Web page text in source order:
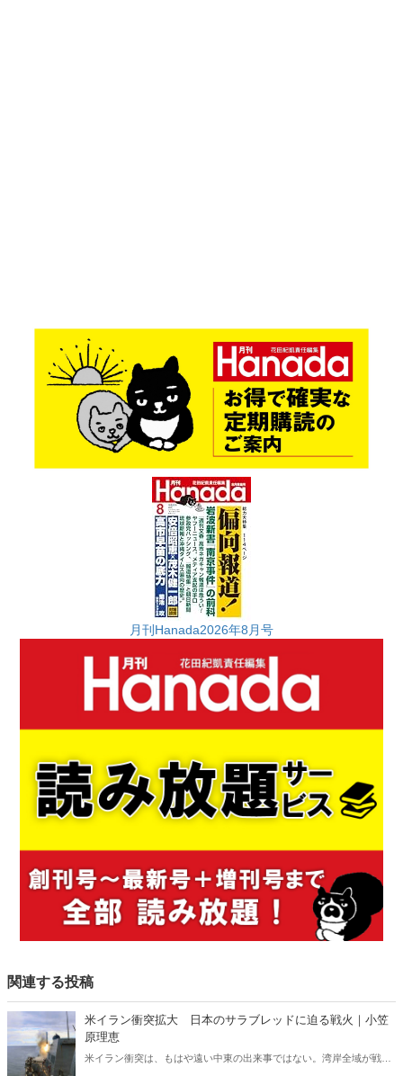
月刊Hanada2026年8月号
関連する投稿
米イラン衝突拡大 日本のサラブレッドに迫る戦火｜小笠
原理恵
米イラン衝突は、もはや遠い中東の出来事ではない。湾岸全域が戦域